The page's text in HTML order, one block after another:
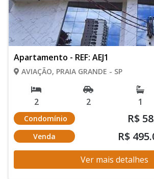
Apartamento - REF: AEJ1
AVIAÇÃO, PRAIA GRANDE - SP
2 2 1
Condomínio R$
Venda R$
Ver mais detalhes